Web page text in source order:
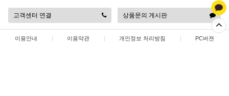
고객센터 연결 상품문의 게시판
이용안내 | 이용약관 | 개인정보 처리방침 | PC버젼